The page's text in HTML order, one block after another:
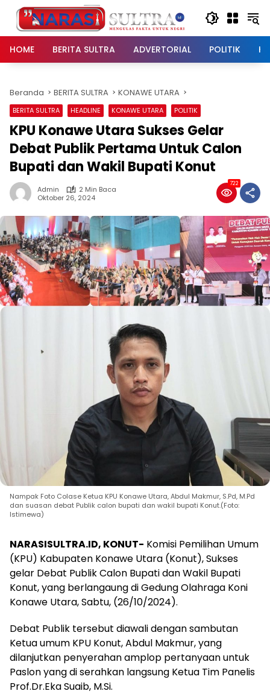
Langsung
konten
HOME
BERITA SULTRA ADVERTORIAL POLITIK
Beranda BERITA SULTRA KONAWE UTARA
BERITA SULTRA HEADLINE KONAWE UTARA POLITIK
KPU Konawe Utara Sukses Gelar
Debat Publik Pertama Untuk Calon
Bupati dan Wakil Bupati Konut
Admin
2 Min Baca
Oktober 26, 2024
722
Nampak Foto Colase Ketua KPU Konawe Utara, Abdul Makmur, S.Pd, M.Pd
dan suasan debat Publik calon bupati dan wakil bupati Konut.(Foto:
Istimewa)
NARASISULTRA.ID, KONUT- Komisi Pemilihan Umum
(KPU) Kabupaten Konawe Utara (Konut), Sukses
gelar Debat Publik Calon Bupati dan Wakil Bupati
Konut, yang berlangaung di Gedung Olahraga Koni
Konawe Utara, Sabtu, (26/10/2024).
Debat Publik tersebut diawali dengan sambutan
Ketua umum KPU Konut, Abdul Makmur, yang
dilanjutkan penyerahan amplop pertanyaan untuk
Paslon yang di serahkan langsung Ketua Tim Panelis
Prof.Dr.Eka Suaib, M.Si.